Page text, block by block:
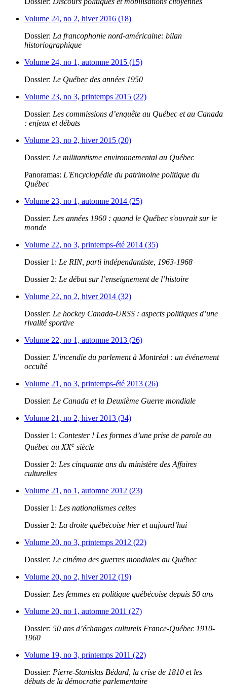
Volume 24, no 2, hiver 2016 (18)
Dossier: La francophonie nord-américaine: bilan
historiographique
Volume 24, no 1, automne 2015 (15)
Dossier: Le Québec des années 1950
Volume 23, no 3, printemps 2015 (22)
Dossier: Les commissions d’enquête au Québec et au Canada
: enjeux et débats
Volume 23, no 2, hiver 2015 (20)
Dossier: Le militantisme environnemental au Québec
Panoramas: L'Encyclopédie du patrimoine politique du
Québec
Volume 23, no 1, automne 2014 (25)
Dossier: Les années 1960 : quand le Québec s'ouvrait sur le
monde
Volume 22, no 3, printemps-été 2014 (35)
Dossier 1: Le RIN, parti indépendantiste, 1963-1968
Dossier 2: Le débat sur l’enseignement de l’histoire
Volume 22, no 2, hiver 2014 (32)
Dossier: Le hockey Canada-URSS : aspects politiques d’une
rivalité sportive
Volume 22, no 1, automne 2013 (26)
Dossier: L’incendie du parlement à Montréal : un événement
occulté
Volume 21, no 3, printemps-été 2013 (26)
Dossier: Le Canada et la Deuxième Guerre mondiale
Volume 21, no 2, hiver 2013 (34)
Dossier 1: Contester ! Les formes d’une prise de parole au
Québec au XXe siècle
Dossier 2: Les cinquante ans du ministère des Affaires
culturelles
Volume 21, no 1, automne 2012 (23)
Dossier 1: Les nationalismes celtes
Dossier 2: La droite québécoise hier et aujourd’hui
Volume 20, no 3, printemps 2012 (22)
Dossier: Le cinéma des guerres mondiales au Québec
Volume 20, no 2, hiver 2012 (19)
Dossier: Les femmes en politique québécoise depuis 50 ans
Volume 20, no 1, automne 2011 (27)
Dossier: 50 ans d’échanges culturels France-Québec 1910-
1960
Volume 19, no 3, printemps 2011 (22)
Dossier: Pierre-Stanislas Bédard, la crise de 1810 et les
débuts de la démocratie parlementaire